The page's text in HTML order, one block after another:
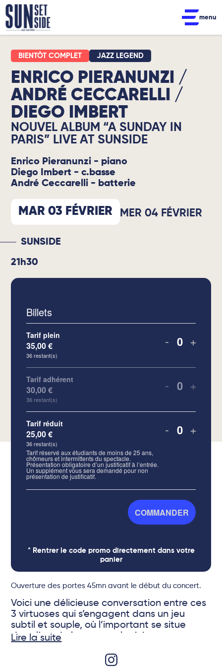
menu
JAZZ LEGEND
ENRICO PIERANUNZI /
ANDRÉ CECCARELLI /
DIEGO IMBERT
NOUVEL ALBUM “A SUNDAY IN
PARIS” LIVE AT SUNSIDE
Enrico Pieranunzi - piano
Diego Imbert - c.basse
André Ceccarelli - batterie
MAR 03 FÉVRIER MER 04 FÉVRIER
SUNSIDE
21h30
Billets
Tarif plein
35,00€
36restant(s)
- Quantité
+
Tarif adhérent
30,00€
36 restant(s)
- Quantité
+
Tarif réduit
Tarif réservé aux étudiants de moins de 25 ans,
chômeurs et intermittents du spectacle.
Présentation obligatoire d’un justificatif à l’entrée.
Un supplément vous sera demandé pour non
présentation de justificatif.
25,00€
36restant(s)
- Quantité
+
COMMANDER
* Rentrer le code promo directement dans votre
panier
Ouverture des portes 45mn avant le début du concert.
Voici une délicieuse conversation entre ces
3 virtuoses qui s’engagent dans un jeu
subtil et souple, où l’important se situe
dans l’art de la nuance, la richesse
l’improvisation. Au touché de velours de
Lire la suite